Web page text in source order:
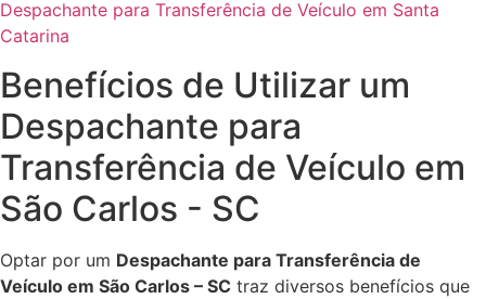
Despachante para Transferência de Veículo em Santa
Catarina
Benefícios de Utilizar um
Despachante para
Transferência de Veículo em
São Carlos - SC
Optar por um Despachante para Transferência de
Veículo em São Carlos – SC traz diversos benefícios que